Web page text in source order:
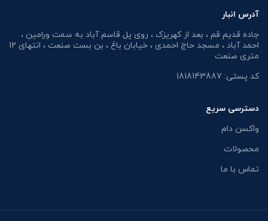
آدرس انبار
جاده قدیم قم ، بعد از کهریزک ، روی پل قاسم آباد به سمت ورامین ،
احمد آباد ، مسجد حاج احمدی ، خیابان باغ ، بن بست صنعت ، انتهای 12
متری صنعت
کد پستی: 1818143887
دسترسی سریع
واکسن دام
محصولات
تماس با ما